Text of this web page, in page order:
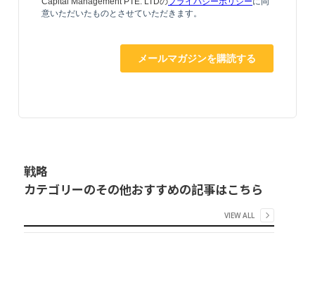
戦略
カテゴリーのその他おすすめの記事はこちら
VIEW ALL